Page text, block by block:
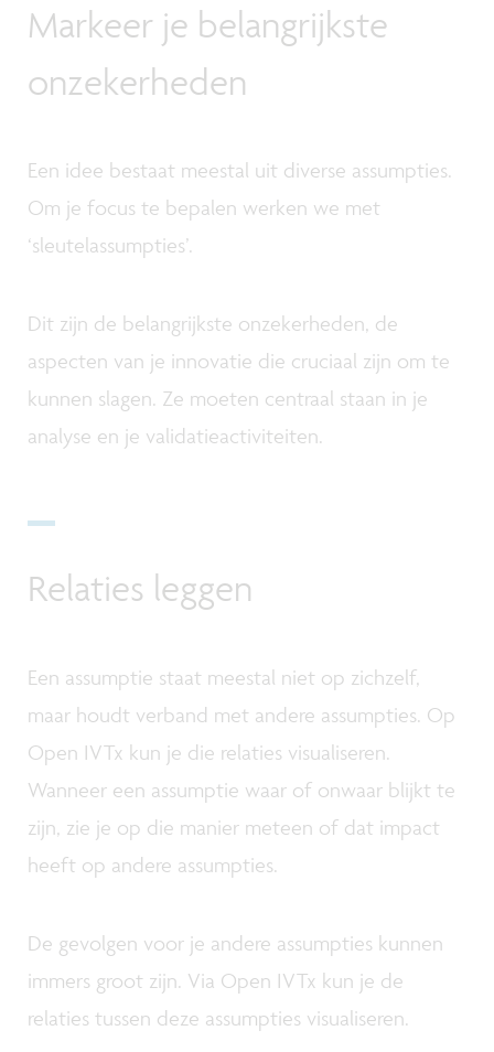
Markeer je belangrijkste
onzekerheden
Een idee bestaat meestal uit diverse assumpties.
Om je focus te bepalen werken we met
‘sleutelassumpties’.
Dit zijn de belangrijkste onzekerheden, de
aspecten van je innovatie die cruciaal zijn om te
kunnen slagen. Ze moeten centraal staan in je
analyse en je validatieactiviteiten.
Relaties leggen
Een assumptie staat meestal niet op zichzelf,
maar houdt verband met andere assumpties. Op
Open IVTx kun je die relaties visualiseren.
Wanneer een assumptie waar of onwaar blijkt te
zijn, zie je op die manier meteen of dat impact
heeft op andere assumpties.
De gevolgen voor je andere assumpties kunnen
immers groot zijn. Via Open IVTx kun je de
relaties tussen deze assumpties visualiseren.